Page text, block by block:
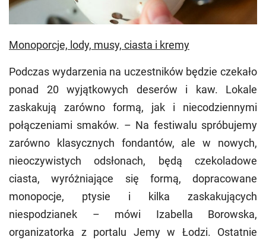
Monoporcje, lody, musy, ciasta i kremy
Podczas wydarzenia na uczestników będzie czekało
ponad 20 wyjątkowych deserów i kaw. Lokale
zaskakują zarówno formą, jak i niecodziennymi
połączeniami smaków. – Na festiwalu spróbujemy
zarówno klasycznych fondantów, ale w nowych,
nieoczywistych odsłonach, będą czekoladowe
ciasta, wyróżniające się formą, dopracowane
monopocje, ptysie i kilka zaskakujących
niespodzianek – mówi Izabella Borowska,
organizatorka z portalu Jemy w Łodzi. Ostatnie